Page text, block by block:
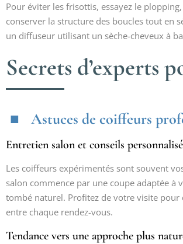
Pour éviter les frisottis, essayez le
conserver la structure des boucles tout en
un diffuseur utilisant un sèche-cheveux à
Secrets d’experts
Astuces de coiffeurs
Entretien salon et conseils
Les coiffeurs expérimentés sont souvent
salon commence par une coupe adaptée à
tombé naturel. Profitez de votre visite pour
entre chaque rendez-vous.
Tendance vers une approche plus